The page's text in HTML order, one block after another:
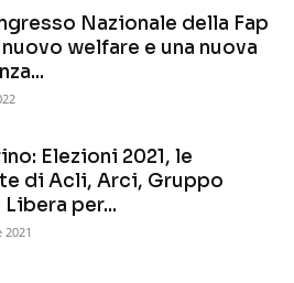
Nazionale della Fap
welfare e una nuova
Elezioni 2021, le
di Acli, Arci, Gruppo
per...
2021